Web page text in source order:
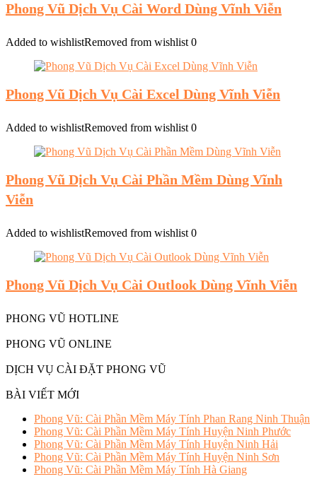
Phong Vũ Dịch Vụ Cài Word Dùng Vĩnh Viễn
Added to wishlistRemoved from wishlist 0
Phong Vũ Dịch Vụ Cài Excel Dùng Vĩnh Viễn
Added to wishlistRemoved from wishlist 0
Phong Vũ Dịch Vụ Cài Phần Mềm Dùng Vĩnh
Viễn
Added to wishlistRemoved from wishlist 0
Phong Vũ Dịch Vụ Cài Outlook Dùng Vĩnh Viễn
PHONG VŨ HOTLINE
PHONG VŨ ONLINE
DỊCH VỤ CÀI ĐẶT PHONG VŨ
BÀI VIẾT MỚI
Phong Vũ: Cài Phần Mềm Máy Tính Phan Rang Ninh Thuận
Phong Vũ: Cài Phần Mềm Máy Tính Huyện Ninh Phước
Phong Vũ: Cài Phần Mềm Máy Tính Huyện Ninh Hải
Phong Vũ: Cài Phần Mềm Máy Tính Huyện Ninh Sơn
Phong Vũ: Cài Phần Mềm Máy Tính Hà Giang